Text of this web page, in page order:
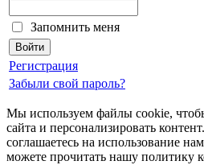
Запомнить меня
Регистрация
Забыли свой пароль?
Мы используем файлы cookie,
сайта и персонализировать
соглашаетесь на использование
можете прочитать нашу политику